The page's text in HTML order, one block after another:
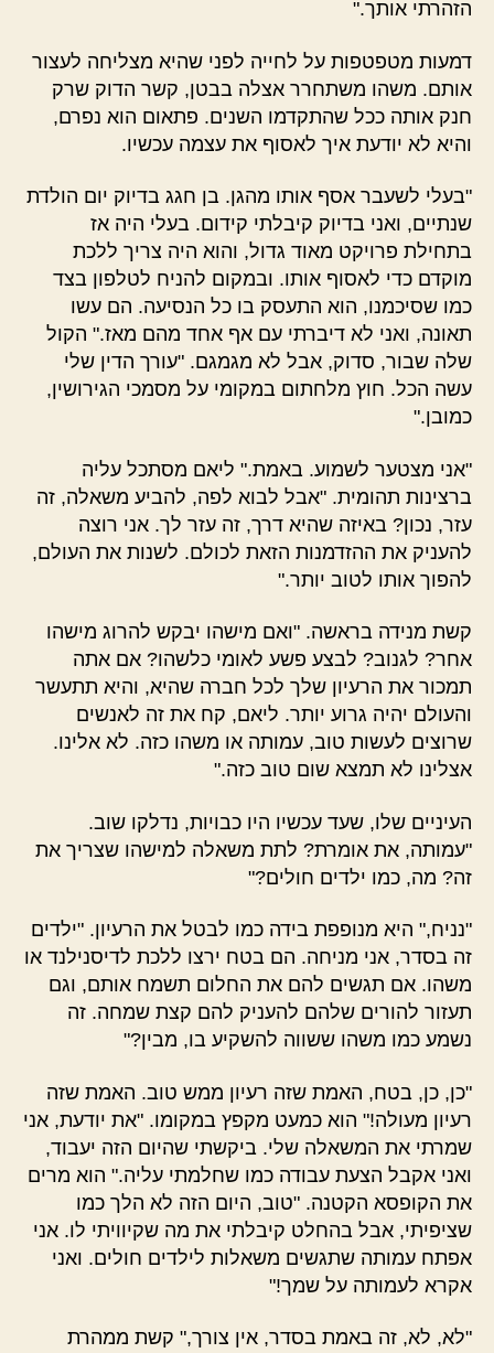
הזהרתי אותך."
דמעות מטפטפות על לחייה לפני שהיא מצליחה לעצור
אותם. משהו משתחרר אצלה בבטן, קשר הדוק שרק
חנק אותה ככל שהתקדמו השנים. פתאום הוא נפרם,
והיא לא יודעת איך לאסוף את עצמה עכשיו.
"בעלי לשעבר אסף אותו מהגן. בן חגג בדיוק יום הולדת
שנתיים, ואני בדיוק קיבלתי קידום. בעלי היה אז
בתחילת פרויקט מאוד גדול, והוא היה צריך ללכת
מוקדם כדי לאסוף אותו. ובמקום להניח לטלפון בצד
כמו שסיכמנו, הוא התעסק בו כל הנסיעה. הם עשו
תאונה, ואני לא דיברתי עם אף אחד מהם מאז." הקול
שלה שבור, סדוק, אבל לא מגמגם. "עורך הדין שלי
עשה הכל. חוץ מלחתום במקומי על מסמכי הגירושין,
כמובן."
"אני מצטער לשמוע. באמת." ליאם מסתכל עליה
ברצינות תהומית. "אבל לבוא לפה, להביע משאלה, זה
עזר, נכון? באיזה שהיא דרך, זה עזר לך. אני רוצה
להעניק את ההזדמנות הזאת לכולם. לשנות את העולם,
להפוך אותו לטוב יותר."
קשת מנידה בראשה. "ואם מישהו יבקש להרוג מישהו
אחר? לגנוב? לבצע פשע לאומי כלשהו? אם אתה
תמכור את הרעיון שלך לכל חברה שהיא, והיא תתעשר
והעולם יהיה גרוע יותר. ליאם, קח את זה לאנשים
שרוצים לעשות טוב, עמותה או משהו כזה. לא אלינו.
אצלינו לא תמצא שום טוב כזה."
העיניים שלו, שעד עכשיו היו כבויות, נדלקו שוב.
"עמותה, את אומרת? לתת משאלה למישהו שצריך את
זה? מה, כמו ילדים חולים?"
"נניח," היא מנופפת בידה כמו לבטל את הרעיון. "ילדים
זה בסדר, אני מניחה. הם בטח ירצו ללכת לדיסנילנד או
משהו. אם תגשים להם את החלום תשמח אותם, וגם
תעזור להורים שלהם להעניק להם קצת שמחה. זה
נשמע כמו משהו ששווה להשקיע בו, מבין?"
"כן, כן, בטח, האמת שזה רעיון ממש טוב. האמת שזה
רעיון מעולה!" הוא כמעט מקפץ במקומו. "את יודעת, אני
שמרתי את המשאלה שלי. ביקשתי שהיום הזה יעבוד,
ואני אקבל הצעת עבודה כמו שחלמתי עליה." הוא מרים
את הקופסא הקטנה. "טוב, היום הזה לא הלך כמו
שציפיתי, אבל בהחלט קיבלתי את מה שקיוויתי לו. אני
אפתח עמותה שתגשים משאלות לילדים חולים. ואני
אקרא לעמותה על שמך!"
"לא, לא, זה באמת בסדר, אין צורך," קשת ממהרת